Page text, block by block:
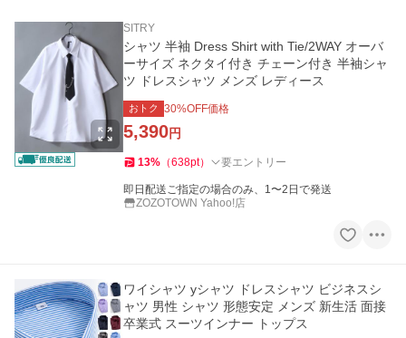
SITRY
シャツ 半袖 Dress Shirt with Tie/2WAY オーバ
ーサイズ ネクタイ付き チェーン付き 半袖シャ
ツ ドレスシャツ メンズ レディース
おトク 30%OFF価格
5,390円
13% （638pt） 要エントリー
即日配送ご指定の場合のみ、1〜2日で発送
ZOZOTOWN Yahoo!店
ワイシャツ yシャツ ドレスシャツ ビジネスシ
ャツ 男性 シャツ 形態安定 メンズ 新生活 面接
卒業式 スーツインナー トップス